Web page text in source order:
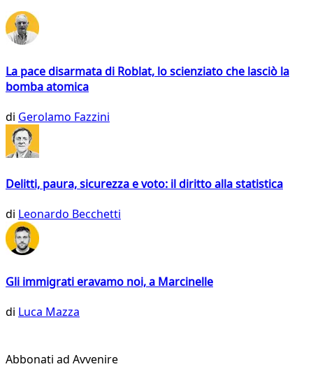
La pace disarmata di Roblat, lo scienziato che lasciò la
bomba atomica
di Gerolamo Fazzini
Delitti, paura, sicurezza e voto: il diritto alla statistica
di Leonardo Becchetti
Gli immigrati eravamo noi, a Marcinelle
di Luca Mazza
Abbonati ad Avvenire